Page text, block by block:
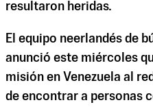
resultaron heridas.
El equipo neerlandés de
anunció este miércoles
misión en Venezuela al
de encontrar a personas